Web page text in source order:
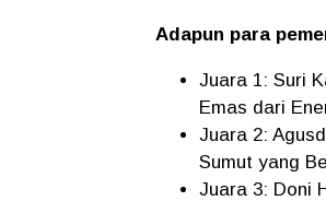
Adapun para
Juara 1: Suri
Emas dari
Juara 2:
Sumut yang
Juara 3: Doni